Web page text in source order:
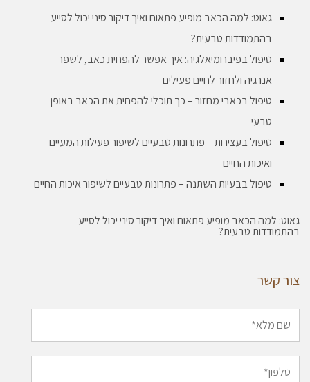
גאוט: למה הכאב מופיע פתאום ואיך דיקור סיני יכול לסייע
בהתמודדות טבעית?
טיפול בפיברומיאלגיה: איך אפשר להפחית כאב, לשפר
אנרגיה ולחזור לחיים פעילים
טיפול בכאבי מחזור – כך תוכלי להפחית את הכאב באופן
טבעי
טיפול בעצירות – פתרונות טבעיים לשיפור פעילות המעיים
ואיכות החיים
טיפול בבעיות השתנה – פתרונות טבעיים לשיפור איכות החיים
גאוט: למה הכאב מופיע פתאום ואיך דיקור סיני יכול לסייע
בהתמודדות טבעית?
צור קשר